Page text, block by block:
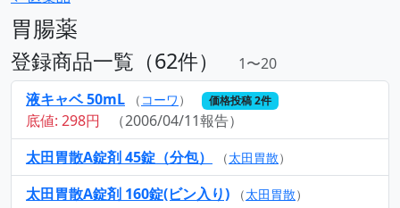
胃腸薬
登録商品一覧（62件）
1〜20
液キャベ 50mL
（ コーワ ） 価格投稿 2件
底値: 298円
（2006/04/11報告）
太田胃散A錠剤 45錠（分包）
（太田胃散）
太田胃散A錠剤 160錠(ビン入り) （太田胃散）